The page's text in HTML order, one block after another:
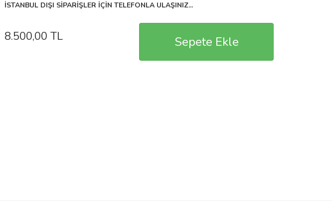
İSTANBUL DIŞI SİPARİŞLER İÇİN TELEFONLA ULAŞINIZ...
8.500,00 TL